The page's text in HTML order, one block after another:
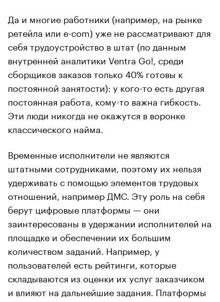
Да и многие работники (например, на рынке
ретейла или e-com) уже не рассматривают для
себя трудоустройство в штат (по данным
внутренней аналитики Ventra Go!, среди
сборщиков заказов только 40% готовы к
постоянной занятости): у кого-то есть другая
постоянная работа, кому-то важна гибкость.
Эти люди никогда не окажутся в воронке
классического найма.
Временные исполнители не являются
штатными сотрудниками, поэтому их нельзя
удерживать с помощью элементов трудовых
отношений, например ДМС. Эту роль на себя
берут цифровые платформы — они
заинтересованы в удержании исполнителей на
площадке и обеспечении их большим
количеством заданий. Например, у
пользователей есть рейтинги, которые
складываются из оценки их услуг заказчиком
и влияют на дальнейшие задания. Платформы